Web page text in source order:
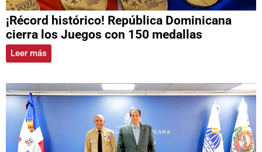
¡Récord histórico! República Dominicana
cierra los Juegos con 150 medallas
Leer más